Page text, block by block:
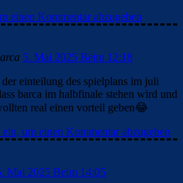
einen Kommentar abzugeben
5. Mai 2025 Beim 12:18
einteilung des spielplans im juli
barca im halbfinale stehen wird und
real einen vorteil geben😂
um einen Kommentar abzugeben
Mai 2025 Beim 14:05